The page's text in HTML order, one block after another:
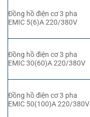
Đồng hồ điện cơ 3 pha
EMIC 5(6)A 220/380V
Đồng hồ điện cơ 3 pha
EMIC 30(60)A 220/380V
Đồng hồ điện cơ 3 pha
EMIC 50(100)A 220/380V